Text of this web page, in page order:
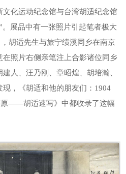
化运动纪念馆与台湾胡适纪念馆
展品中有一张照片引起笔者极大
胡适先生与旅宁绩溪同乡在南京
照片右侧亲笔注上合影诸位同乡
人、汪乃刚、章昭煌、胡培瀚、
，《胡适和他的朋友们：1904
——胡适速写》中都收录了这幅